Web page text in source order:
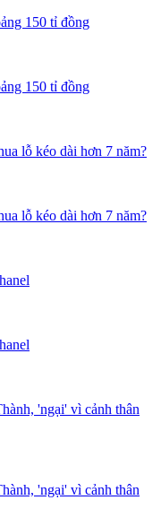
150 tỉ đồng
150 tỉ đồng
lỗ kéo dài hơn 7 năm?
lỗ kéo dài hơn 7 năm?
'ngại' vì cảnh thân
'ngại' vì cảnh thân